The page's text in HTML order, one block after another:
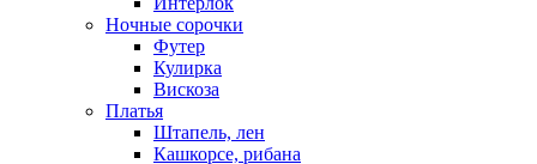
Ночные сорочки
Футер
Кулирка
Вискоза
Платья
Штапель, лен
Кашкорсе, рибана